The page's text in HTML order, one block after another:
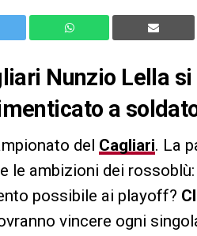
Nunzio Lella si
a
del Cagliari. La
le ambizioni dei
possibile ai playoff?
vincere ogni